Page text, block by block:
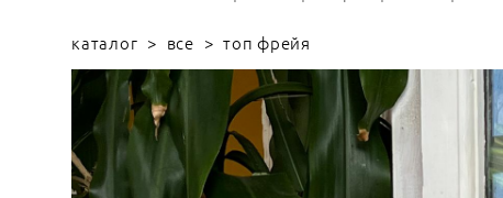
каталог > все > топ фрейя